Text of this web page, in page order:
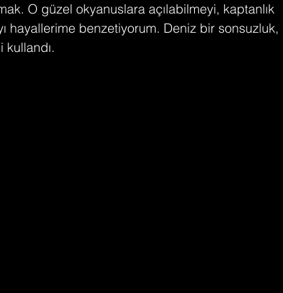
O güzel okyanuslara açılabilmeyi, kaptanlık
hayallerime benzetiyorum. Deniz bir sonsuzluk,